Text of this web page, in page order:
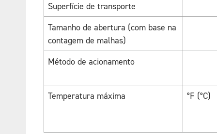
Superfície de transporte
Tamanho de abertura (com base na
contagem de malhas)
Método de acionamento
Temperatura máxima °F (°C)